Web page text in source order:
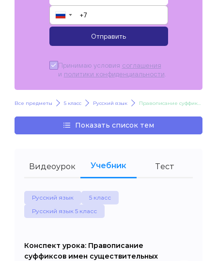
▼
Отправить
Принимаю условия соглашения
и политики конфиденциальности
Все предметы 5 класс Русский язык Правописание суффиксов имен существительных -ЧИК-, -ЩИК-, -ЛЬЩИК-, –ЕК-, -ИК-, -ЧИК-
Показать список тем
Видеоурок Учебник Тест
Русский язык
5 класс
Русский язык 5 класс
Конспект урока: Правописание
суффиксов имен существительных